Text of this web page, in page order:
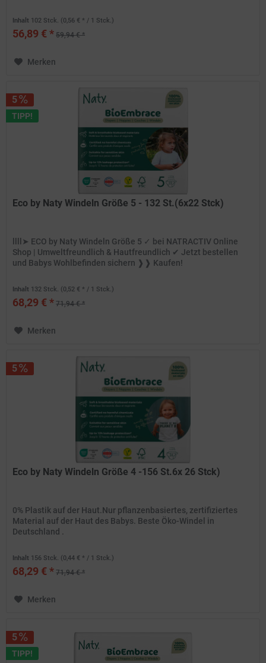
Inhalt 102 Stck. (0,56 € * / 1 Stck.)
56,89 € * 59,94 € *
Merken
5
TIPP!
Eco by Naty Windeln Größe 5 - 132 St.(6x22 Stck)
llll➤ ECO by Naty Windeln Größe 5 ✓ bei NATRACTIV Online
Shop | Umweltfreundlich & Hautfreundlich ✔ Jetzt bestellen
und Babys Wohlbefinden sichern ❱❱ Kaufen!
Inhalt 132 Stck. (0,52 € * / 1 Stck.)
68,29 € * 71,94 € *
Merken
5
Eco by Naty Windeln Größe 4 -156 St.6x 26 Stck)
0% Plastik auf der Haut.Nur pflanzenbasiertes, zertifiziertes
Material auf der Haut des Babys. Beste Öko-Windel in
Deutschland .
Inhalt 156 Stck. (0,44 € * / 1 Stck.)
68,29 € * 71,94 € *
Merken
5
TIPP!